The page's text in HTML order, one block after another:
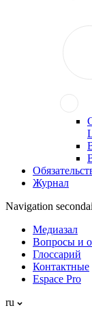
Журнал
Navigation
Медиазал
Вопросы и
Глоссарий
Контактные
Espace Pro
ru